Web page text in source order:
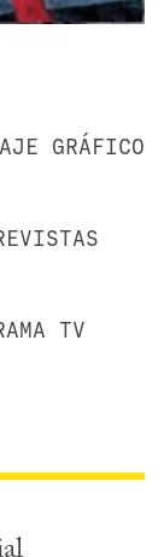
GRÁFICO
TV